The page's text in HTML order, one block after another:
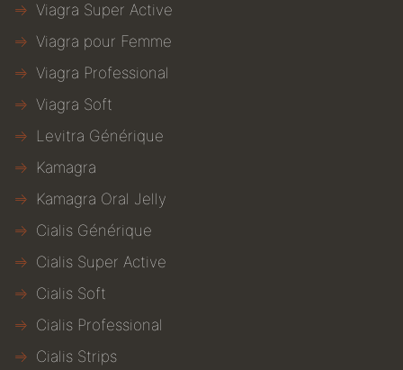
Viagra Super Active
Viagra pour Femme
Viagra Professional
Viagra Soft
Levitra Générique
Kamagra
Kamagra Oral Jelly
Cialis Générique
Cialis Super Active
Cialis Soft
Cialis Professional
Cialis Strips